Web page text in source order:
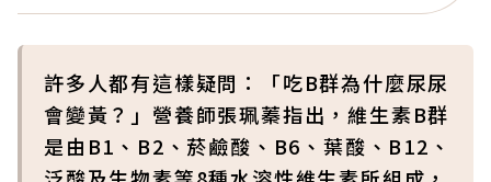
許多人都有這樣疑問：「吃B群為什麼尿尿
會變黃？」營養師張珮蓁指出，維生素B群
是由B1、B2、菸鹼酸、B6、葉酸、B12、